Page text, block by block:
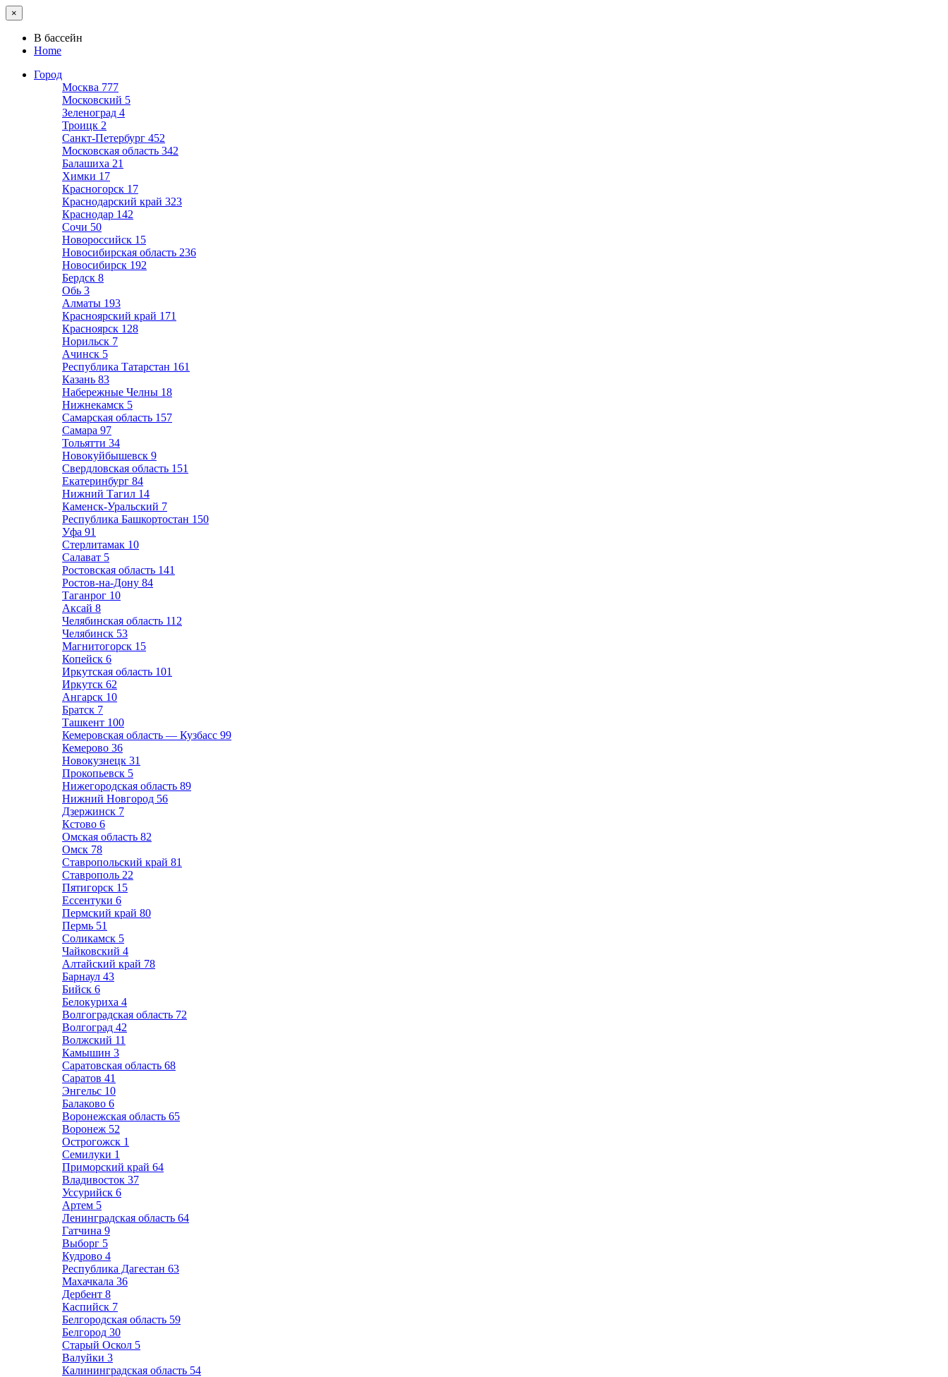
×
В бассейн
Home
Город
Москва 777
Московский 5
Зеленоград 4
Троицк 2
Санкт-Петербург 452
Московская область 342
Балашиха 21
Химки 17
Красногорск 17
Краснодарский край 323
Краснодар 142
Сочи 50
Новороссийск 15
Новосибирская область 236
Новосибирск 192
Бердск 8
Обь 3
Алматы 193
Красноярский край 171
Красноярск 128
Норильск 7
Ачинск 5
Республика Татарстан 161
Казань 83
Набережные Челны 18
Нижнекамск 5
Самарская область 157
Самара 97
Тольятти 34
Новокуйбышевск 9
Свердловская область 151
Екатеринбург 84
Нижний Тагил 14
Каменск-Уральский 7
Республика Башкортостан 150
Уфа 91
Стерлитамак 10
Салават 5
Ростовская область 141
Ростов-на-Дону 84
Таганрог 10
Аксай 8
Челябинская область 112
Челябинск 53
Магнитогорск 15
Копейск 6
Иркутская область 101
Иркутск 62
Ангарск 10
Братск 7
Ташкент 100
Кемеровская область — Кузбасс 99
Кемерово 36
Новокузнецк 31
Прокопьевск 5
Нижегородская область 89
Нижний Новгород 56
Дзержинск 7
Кстово 6
Омская область 82
Омск 78
Ставропольский край 81
Ставрополь 22
Пятигорск 15
Ессентуки 6
Пермский край 80
Пермь 51
Соликамск 5
Чайковский 4
Алтайский край 78
Барнаул 43
Бийск 6
Белокуриха 4
Волгоградская область 72
Волгоград 42
Волжский 11
Камышин 3
Саратовская область 68
Саратов 41
Энгельс 10
Балаково 6
Воронежская область 65
Воронеж 52
Острогожск 1
Семилуки 1
Приморский край 64
Владивосток 37
Уссурийск 6
Артем 5
Ленинградская область 64
Гатчина 9
Выборг 5
Кудрово 4
Республика Дагестан 63
Махачкала 36
Дербент 8
Каспийск 7
Белгородская область 59
Белгород 30
Старый Оскол 5
Валуйки 3
Калининградская область 54